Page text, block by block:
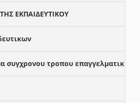
ΕΚΠΑΙΔΕΥΤΙΚΟΥ
συγχρονου τροπου επαγγελματικης